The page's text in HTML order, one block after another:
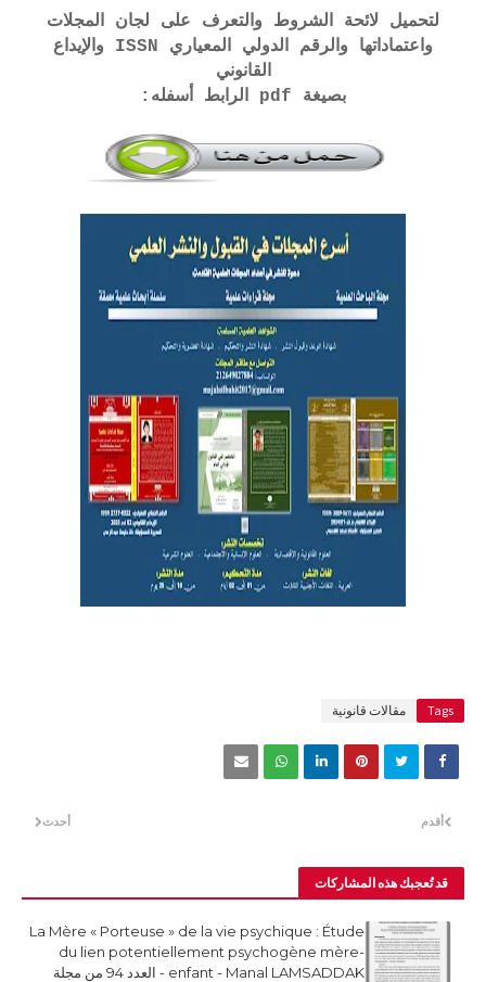
لتحميل لائحة الشروط والتعرف على لجان المجلات
واعتماداتها والرقم الدولي المعياري ISSN والإيداع
القانوني
بصيغة pdf الرابط أسفله:
Tags مقالات قانونية
أحدث أقدم
قد تُعجبك هذه المشاركات
La Mère « Porteuse » de la vie psychique : Étude
du lien potentiellement psychogène mère-
enfant - Manal LAMSADDAK - العدد 94 من مجلة